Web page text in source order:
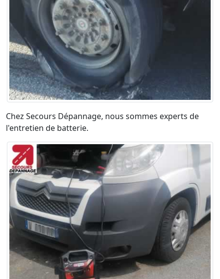
Chez Secours Dépannage, nous sommes experts de
l'entretien de batterie.